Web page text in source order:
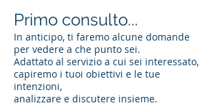
Primo consulto...
In anticipo, ti faremo alcune domande
per vedere a che punto sei.
Adattato al servizio a cui sei interessato,
capiremo i tuoi obiettivi e le tue
intenzioni,
analizzare e discutere insieme.